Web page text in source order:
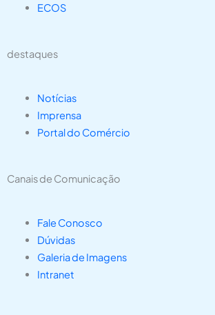
ECOS
destaques
Notícias
Imprensa
Portal do Comércio
Canais de Comunicação
Fale Conosco
Dúvidas
Galeria de Imagens
Intranet